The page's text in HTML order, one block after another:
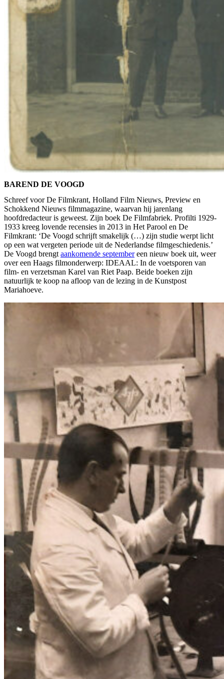
BAREND DE VOOGD
Schreef voor De Filmkrant, Holland Film Nieuws, Preview en
Schokkend Nieuws filmmagazine, waarvan hij jarenlang
hoofdredacteur is geweest. Zijn boek De Filmfabriek. Profilti 1929-
1933 kreeg lovende recensies in 2013 in Het Parool en De
Filmkrant: ‘De Voogd schrijft smakelijk (…) zijn studie werpt licht
op een wat vergeten periode uit de Nederlandse filmgeschiedenis.’
De Voogd brengt aankomende septembereen nieuw boek uit, weer
over een Haags filmonderwerp: IDEAAL: In de voetsporen van
film- en verzetsman Karel van Riet Paap. Beide boeken zijn
natuurlijk te koop na afloop van de lezing in de Kunstpost
Mariahoeve.